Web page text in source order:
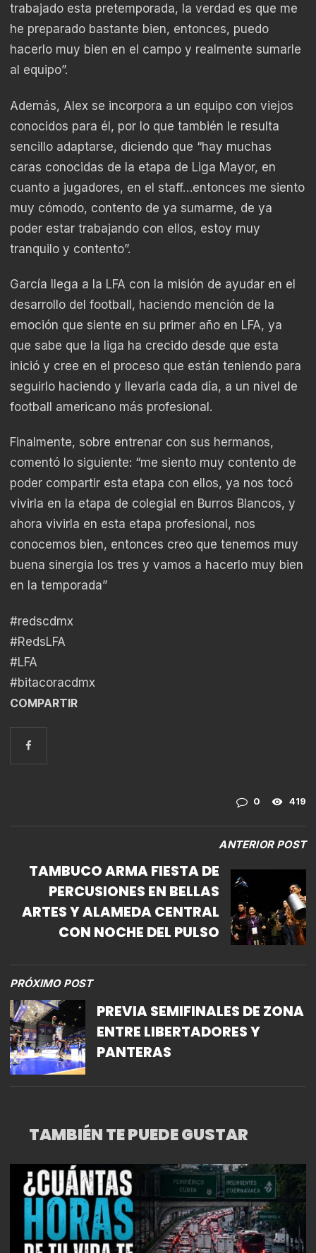
trabajado esta pretemporada, la verdad es que me
he preparado bastante bien, entonces, puedo
hacerlo muy bien en el campo y realmente sumarle
al equipo”.
Además, Alex se incorpora a un equipo con viejos
conocidos para él, por lo que también le resulta
sencillo adaptarse, diciendo que “hay muchas
caras conocidas de la etapa de Liga Mayor, en
cuanto a jugadores, en el staff…entonces me siento
muy cómodo, contento de ya sumarme, de ya
poder estar trabajando con ellos, estoy muy
tranquilo y contento”.
García llega a la LFA con la misión de ayudar en el
desarrollo del football, haciendo mención de la
emoción que siente en su primer año en LFA, ya
que sabe que la liga ha crecido desde que esta
inició y cree en el proceso que están teniendo para
seguirlo haciendo y llevarla cada día, a un nivel de
football americano más profesional.
Finalmente, sobre entrenar con sus hermanos,
comentó lo siguiente: “me siento muy contento de
poder compartir esta etapa con ellos, ya nos tocó
vivirla en la etapa de colegial en Burros Blancos, y
ahora vivirla en esta etapa profesional, nos
conocemos bien, entonces creo que tenemos muy
buena sinergia los tres y vamos a hacerlo muy bien
en la temporada”
#redscdmx
#RedsLFA
#LFA
#bitacoracdmx
COMPARTIR
0 419
ANTERIOR POST
TAMBUCO ARMA FIESTA DE
PERCUSIONES EN BELLAS
ARTES Y ALAMEDA CENTRAL
CON NOCHE DEL PULSO
PRÓXIMO POST
PREVIA SEMIFINALES DE ZONA
ENTRE LIBERTADORES Y
PANTERAS
TAMBIÉN TE PUEDE GUSTAR